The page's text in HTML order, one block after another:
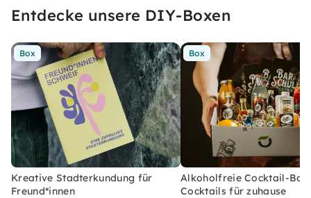
Entdecke unsere DIY-Boxen
Box
Kreative Stadterkundung für
Freund*innen
Box
Alkoholfreie Cocktail-Box
Cocktails für zuhause